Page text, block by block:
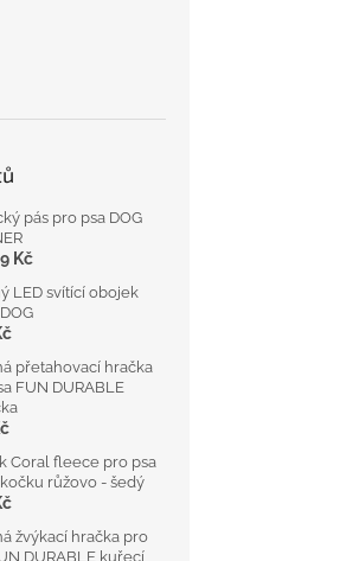
pás pro psa DOG
Kč
LED svítící obojek
přetahovací hračka
FUN DURABLE
Coral fleece pro psa
růžovo - šedý
žvýkací hračka pro
DURABLE kuřecí